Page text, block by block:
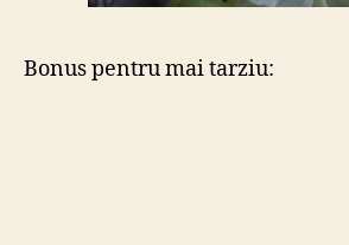
Bonus pentru mai tarziu: